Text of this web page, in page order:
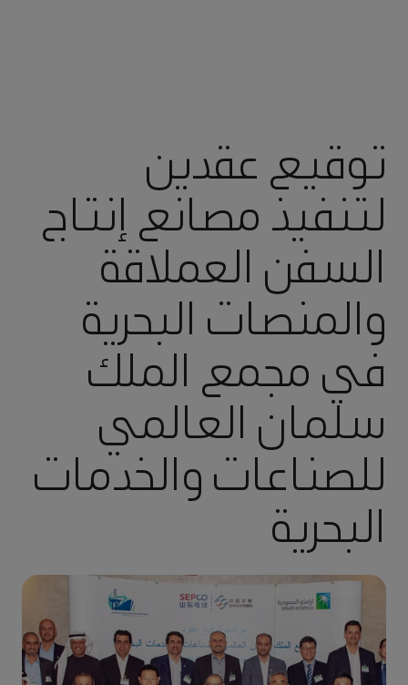
توقيع عقدين
لتنفيذ مصانع إنتاج
السفن العملاقة
والمنصات البحرية
في مجمع الملك
سلمان العالمي
للصناعات والخدمات
البحرية